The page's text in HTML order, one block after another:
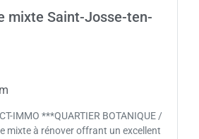
mixte Saint-Josse-ten-
IMMO ***QUARTIER BOTANIQUE /
mixte à rénover offrant un excellent